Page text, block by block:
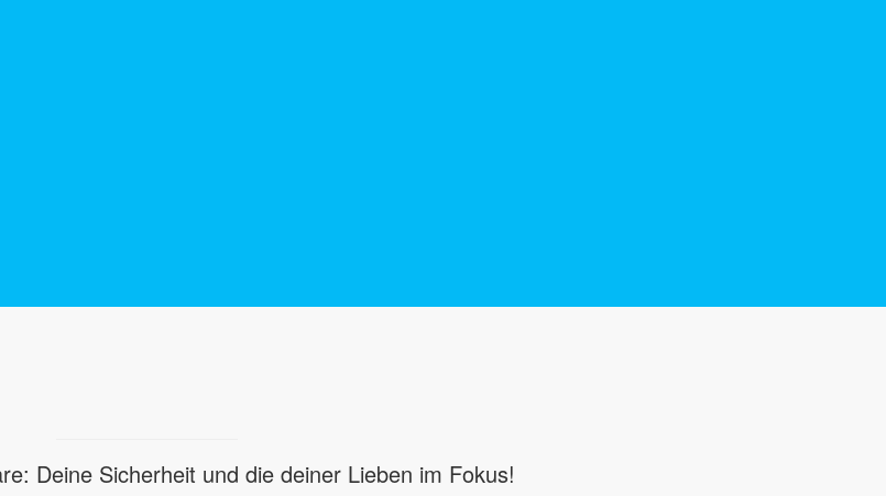
Deine Sicherheit und die deiner Lieben im Fokus!